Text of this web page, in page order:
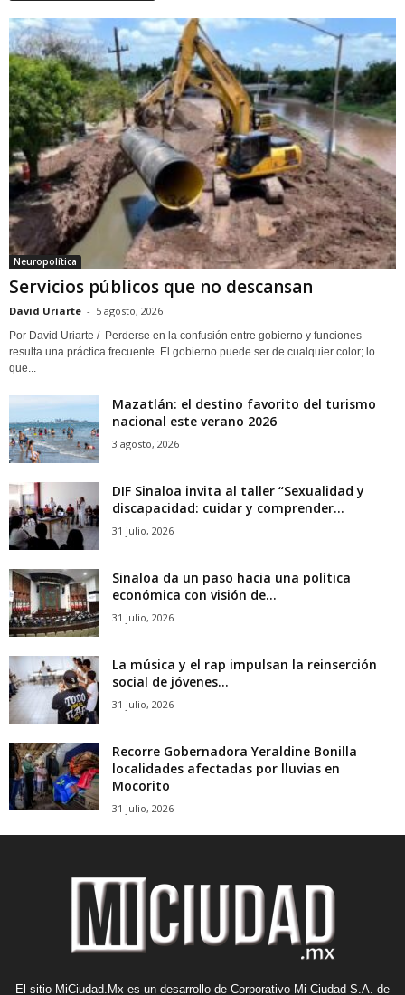
Neuropolítica
Servicios públicos que no descansan
David Uriarte - 5 agosto, 2026
Por David Uriarte / Perderse en la confusión entre gobierno y funciones
resulta una práctica frecuente. El gobierno puede ser de cualquier color; lo
que...
Mazatlán: el destino favorito del turismo
nacional este verano 2026
3 agosto, 2026
DIF Sinaloa invita al taller “Sexualidad y
discapacidad: cuidar y comprender...
31 julio, 2026
Sinaloa da un paso hacia una política
económica con visión de...
31 julio, 2026
La música y el rap impulsan la reinserción
social de jóvenes...
31 julio, 2026
Recorre Gobernadora Yeraldine Bonilla
localidades afectadas por lluvias en
Mocorito
31 julio, 2026
El sitio MiCiudad.Mx es un desarrollo de Corporativo Mi Ciudad S.A. de